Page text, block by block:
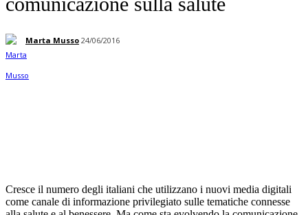
Marta Musso 24/06/2016
Cresce il numero degli italiani che utilizzano i nuovi media digitali
come canale di informazione privilegiato sulle tematiche connesse